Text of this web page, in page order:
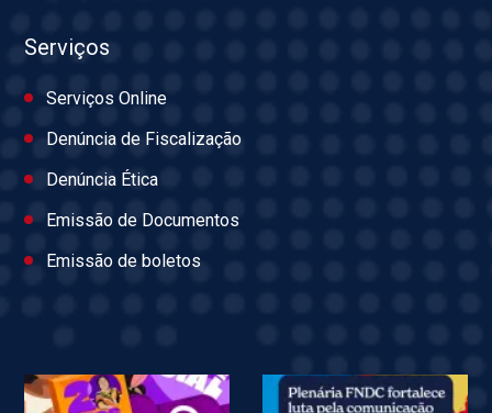
Serviços
Serviços Online
Denúncia de Fiscalização
Denúncia Ética
Emissão de Documentos
Emissão de boletos